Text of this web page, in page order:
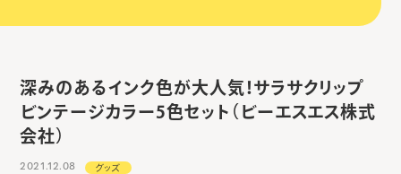
深みのあるインク色が大人気！サラサクリップ
ビンテージカラー5色セット（ビーエスエス株式
会社）
2021.12.08 グッズ